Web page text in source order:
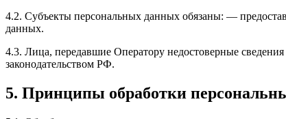
4.2. Субъекты персональных данных обязаны: —
данных.
4.3. Лица, передавшие Оператору недостоверные сведения
законодательством РФ.
5. Принципы обработки